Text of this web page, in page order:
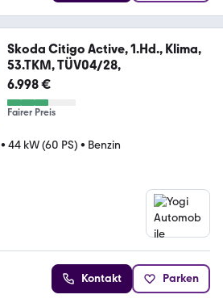
Skoda Citigo Active, 1.Hd., Klima,
53.TKM, TÜV04/28,
6.998 €
Fairer Preis
• 44 kW (60 PS) • Benzin
Kontakt Parken